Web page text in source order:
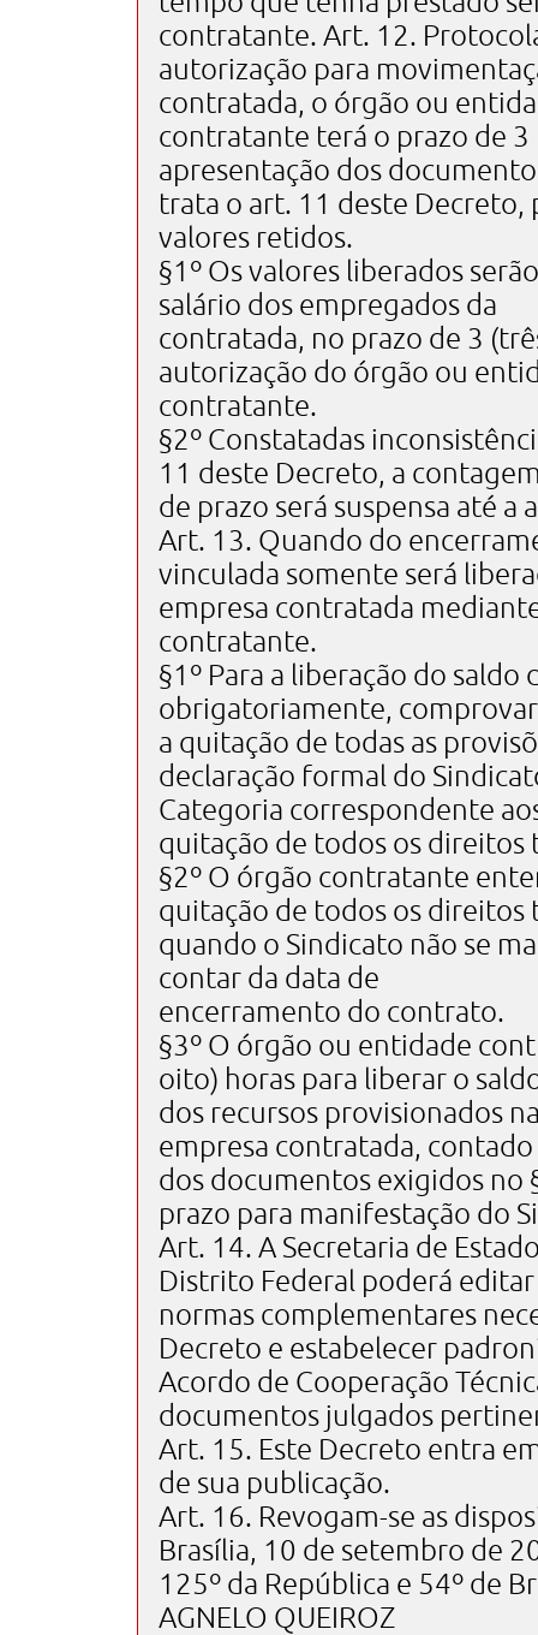
contratante. Art. 12.
autorização para
contratada, o órgão ou
contratante terá o prazo de 3
apresentação dos
trata o art. 11 deste Decreto,
valores retidos.
§1º Os valores liberados
salário dos empregados da
contratada, no prazo de 3
autorização do órgão ou
contratante.
§2º Constatadas
11 deste Decreto, a
de prazo será suspensa até a
Art. 13. Quando do
vinculada somente será
empresa contratada
contratante.
§1º Para a liberação do
obrigatoriamente, comprovar
a quitação de todas as
declaração formal do
Categoria correspondente
quitação de todos os direitos
§2º O órgão contratante
quitação de todos os direitos
quando o Sindicato não se
contar da data de
encerramento do contrato.
§3º O órgão ou entidade
oito) horas para liberar o
dos recursos provisionados
empresa contratada,
dos documentos exigidos no
prazo para manifestação do
Art. 14. A Secretaria de
Distrito Federal poderá editar
normas complementares
Decreto e estabelecer
Acordo de Cooperação
documentos julgados
Art. 15. Este Decreto entra
de sua publicação.
Art. 16. Revogam-se as
Brasília, 10 de setembro de
125º da República e 54º de
AGNELO QUEIROZ